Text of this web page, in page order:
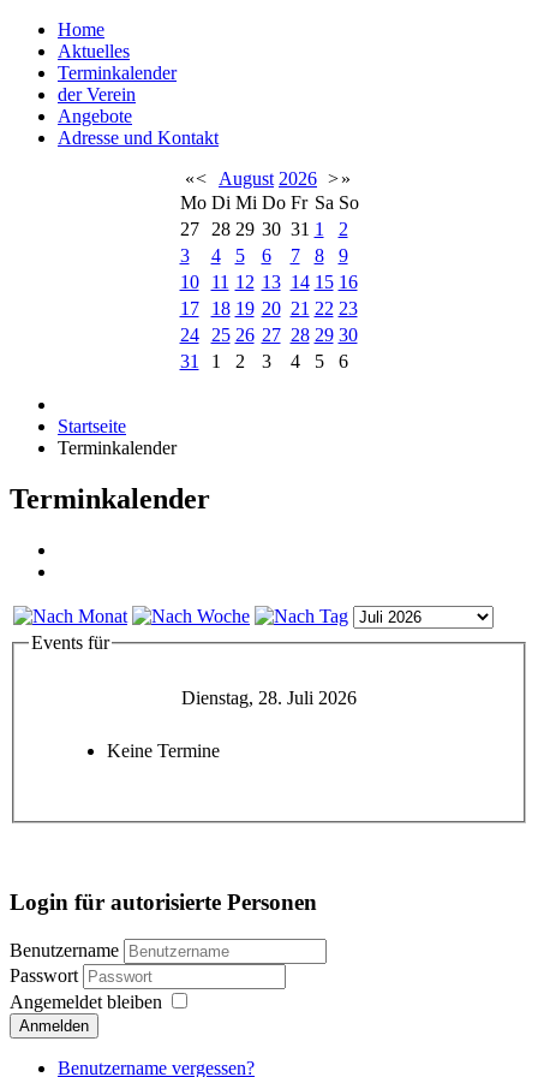
Home
Aktuelles
Terminkalender
der Verein
Angebote
Adresse und Kontakt
«< August 2026 >»
Mo Di Mi Do Fr Sa So
27
28 29 30 31 1
2
3
4 5 6 7 8
9
10
11 12 13 14 15 16
17
18 19 20 21 22 23
24
25 26 27 28 29 30
31
1 2 3 4 5 6
Startseite
Terminkalender
Terminkalender
Events für
Dienstag, 28. Juli 2026
Keine Termine
Login für autorisierte Personen
Benutzername
Passwort
Angemeldet bleiben
Anmelden
Benutzername vergessen?